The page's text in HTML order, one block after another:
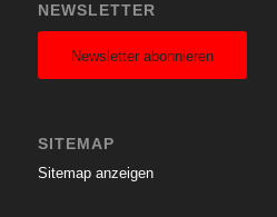
NEWSLETTER
Newsletter abonnieren
SITEMAP
Sitemap anzeigen